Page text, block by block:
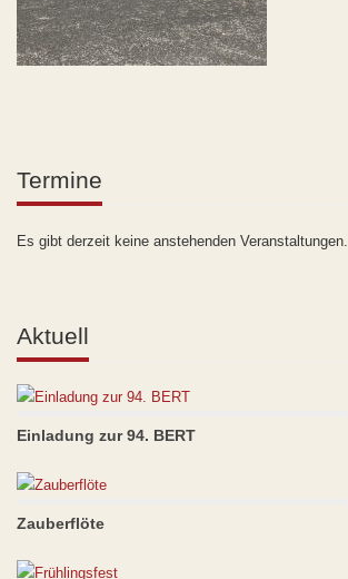
Termine
Es gibt derzeit keine anstehenden Veranstaltungen.
Aktuell
Einladung zur 94. BERT
Zauberflöte